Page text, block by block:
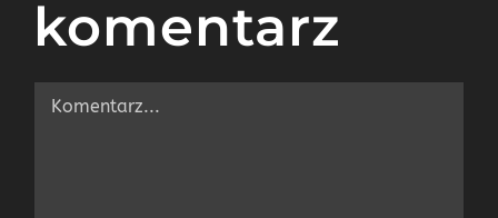
komentarz
Comment